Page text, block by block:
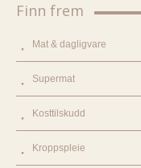
Finn frem
Mat & dagligvare
Supermat
Kosttilskudd
Kroppspleie